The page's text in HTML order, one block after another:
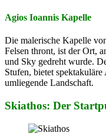
Agios Ioannis Kapelle
Die malerische Kapelle
Felsen thront, ist der Ort,
und Sky gedreht wurde.
Stufen, bietet
umliegende Landschaft.
Skiathos: Der